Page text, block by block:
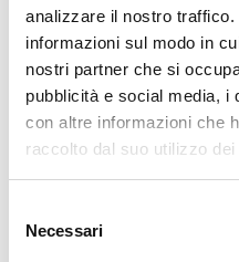
analizzare il nostro
informazioni sul modo in
nostri partner che si
pubblicità e social media, i
con altre informazioni che
raccolto dal suo utilizzo
delNecessari
Queste funzioni diventano
Comunità Energetiche: in
sfruttare l’energia
di vista di efficienza
uno SNOCU a ogni impianto
i carichi di ognuno. Infine, lo
da remoto tramite App